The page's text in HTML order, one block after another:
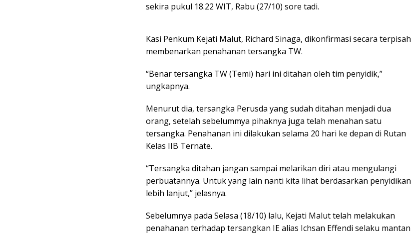
sekira pukul 18.22 WIT, Rabu (27/10) sore tadi.
Kasi Penkum Kejati Malut, Richard Sinaga, dikonfirmasi secara terpisah
membenarkan penahanan tersangka TW.
“Benar tersangka TW (Temi) hari ini ditahan oleh tim penyidik,”
ungkapnya.
Menurut dia, tersangka Perusda yang sudah ditahan menjadi dua
orang, setelah sebelummya pihaknya juga telah menahan satu
tersangka. Penahanan ini dilakukan selama 20 hari ke depan di Rutan
Kelas IIB Ternate.
“Tersangka ditahan jangan sampai melarikan diri atau mengulangi
perbuatannya. Untuk yang lain nanti kita lihat berdasarkan penyidikan
lebih lanjut,” jelasnya.
Sebelumnya pada Selasa (18/10) lalu, Kejati Malut telah melakukan
penahanan terhadap tersangkan IE alias Ichsan Effendi selaku mantan